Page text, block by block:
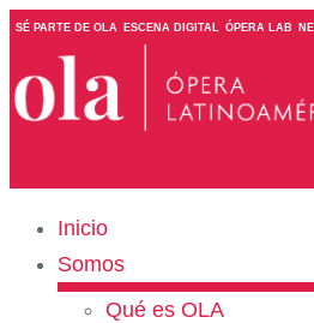
SÉ PARTE DE OLA ESCENA DIGITAL ÓPERA LAB
Inicio
Somos
Qué es OLA